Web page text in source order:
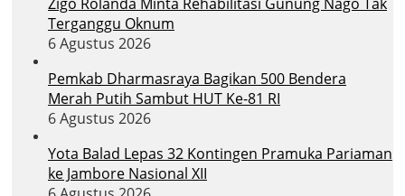
Terganggu Oknum
6 Agustus 2026
Pemkab Dharmasraya Bagikan 500 Bendera
Merah Putih Sambut HUT Ke-81 RI
6 Agustus 2026
Yota Balad Lepas 32 Kontingen Pramuka Pariaman
ke Jambore Nasional XII